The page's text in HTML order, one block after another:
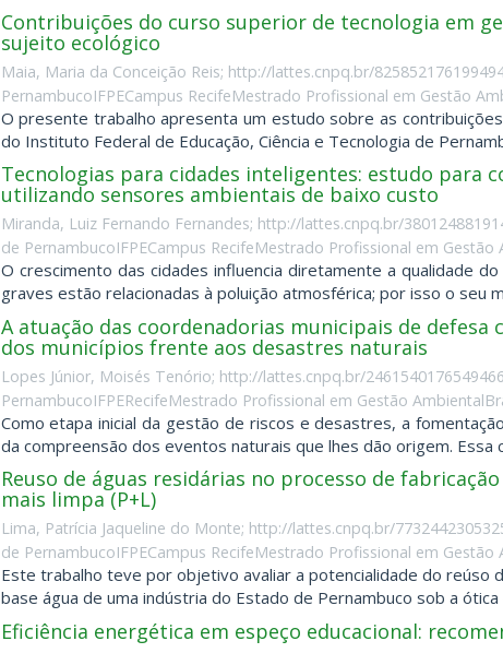
Contribuições do curso superior de tecnologia em
sujeito ecológico
Maia, Maria da Conceição Reis; http://lattes.cnpq.br/
PernambucoIFPECampus RecifeMestrado Profissional em Gestão
O presente trabalho apresenta um estudo sobre as
do Instituto Federal de Educação, Ciência e Tecnologia de
Tecnologias para cidades inteligentes: estudo para
utilizando sensores ambientais de baixo custo
Miranda, Luiz Fernando Fernandes; http://lattes.cnpq.br/
de PernambucoIFPECampus RecifeMestrado Profissional em Gestão
O crescimento das cidades influencia diretamente a qualidade
graves estão relacionadas à poluição atmosférica; por isso o seu
A atuação das coordenadorias municipais de
dos municípios frente aos desastres naturais
Lopes Júnior, Moisés Tenório; http://lattes.cnpq.br/2461540176549466
PernambucoIFPERecifeMestrado Profissional em Gestão
Como etapa inicial da gestão de riscos e desastres, a
da compreensão dos eventos naturais que lhes dão origem. Essa
Reuso de águas residárias no processo de
mais limpa (P+L)
Lima, Patrícia Jaqueline do Monte; http://lattes.cnpq.br/
de PernambucoIFPECampus RecifeMestrado Profissional em Gestão
Este trabalho teve por objetivo avaliar a potencialidade do reúso
base água de uma indústria do Estado de Pernambuco sob a ótica
Eficiência energética em espeço educacional: